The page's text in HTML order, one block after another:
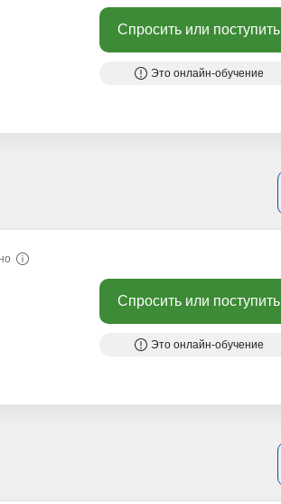
Спросить или поступить
Это онлайн-обучение
Спросить или поступить
Это онлайн-обучение